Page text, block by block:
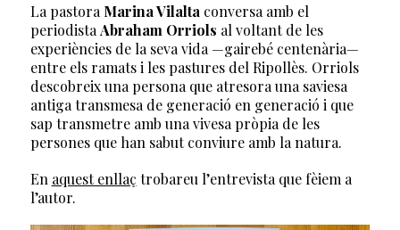
La pastora Marina Vilalta conversa amb el
periodista Abraham Orriols al voltant de les
experiències de la seva vida —gairebé centenària—
entre els ramats i les pastures del Ripollès. Orriols
descobreix una persona que atresora una saviesa
antiga transmesa de generació en generació i que
sap transmetre amb una vivesa pròpia de les
persones que han sabut conviure amb la natura.
En aquest enllaç trobareu l’entrevista que fèiem a
l’autor.